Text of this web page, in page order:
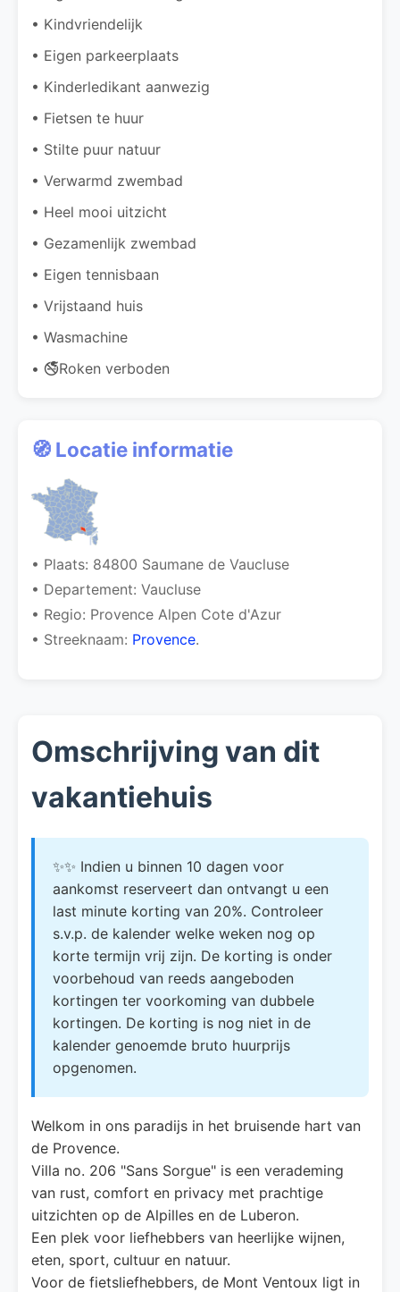
• Kindvriendelijk
• Eigen parkeerplaats
• Kinderledikant aanwezig
• Fietsen te huur
• Stilte puur natuur
• Verwarmd zwembad
• Heel mooi uitzicht
• Gezamenlijk zwembad
• Eigen tennisbaan
• Vrijstaand huis
• Wasmachine
• 🚭Roken verboden
🧭 Locatie informatie
• Plaats: 84800 Saumane de Vaucluse
• Departement: Vaucluse
• Regio: Provence Alpen Cote d'Azur
• Streeknaam: Provence.
Omschrijving van dit
vakantiehuis
✨✨ Indien u binnen 10 dagen voor
aankomst reserveert dan ontvangt u een
last minute korting van 20%. Controleer
s.v.p. de kalender welke weken nog op
korte termijn vrij zijn. De korting is onder
voorbehoud van reeds aangeboden
kortingen ter voorkoming van dubbele
kortingen. De korting is nog niet in de
kalender genoemde bruto huurprijs
opgenomen.
Welkom in ons paradijs in het bruisende hart van
de Provence.
Villa no. 206 "Sans Sorgue" is een verademing
van rust, comfort en privacy met prachtige
uitzichten op de Alpilles en de Luberon.
Een plek voor liefhebbers van heerlijke wijnen,
eten, sport, cultuur en natuur.
Voor de fietsliefhebbers, de Mont Ventoux ligt in